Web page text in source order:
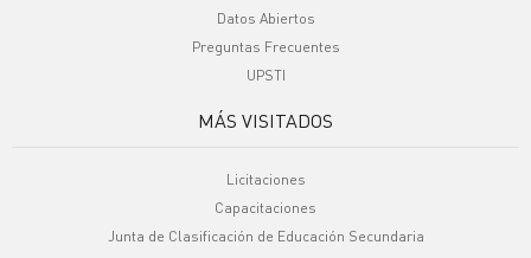
Datos Abiertos
Preguntas Frecuentes
UPSTI
MÁS VISITADOS
Licitaciones
Capacitaciones
Junta de Clasificación de Educación Secundaria